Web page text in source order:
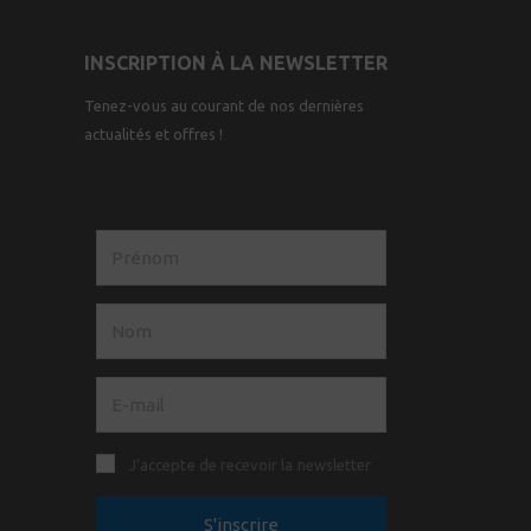
INSCRIPTION À LA NEWSLETTER
Tenez-vous au courant de nos dernières
actualités et offres !
J’accepte de recevoir la newsletter
S'inscrire